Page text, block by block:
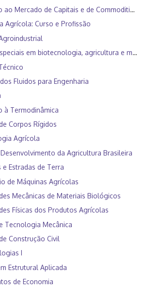
Mercado de Capitais e de Commodities Agrícolas
Agrícola: Curso e Profissão
em biotecnologia, agricultura e meio ambiente I
Fluidos para Engenharia
à Termodinâmica
Corpos Rígidos
Agrícola
da Agricultura Brasileira
e Estradas de Terra
de Máquinas Agrícolas
Mecânicas de Materiais Biológicos
Físicas dos Produtos Agrícolas
Tecnologia Mecânica
Construção Civil
I
Estrutural Aplicada
de Economia